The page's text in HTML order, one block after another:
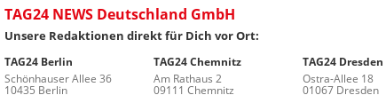
TAG24 NEWS Deutschland GmbH
Unsere Redaktionen direkt für Dich vor Ort:
TAG24 Berlin
Schönhauser Allee 36
10435 Berlin
TAG24 Chemnitz
Am Rathaus 2
09111 Chemnitz
TAG24 Dresden
Ostra-Allee 18
01067 Dresden